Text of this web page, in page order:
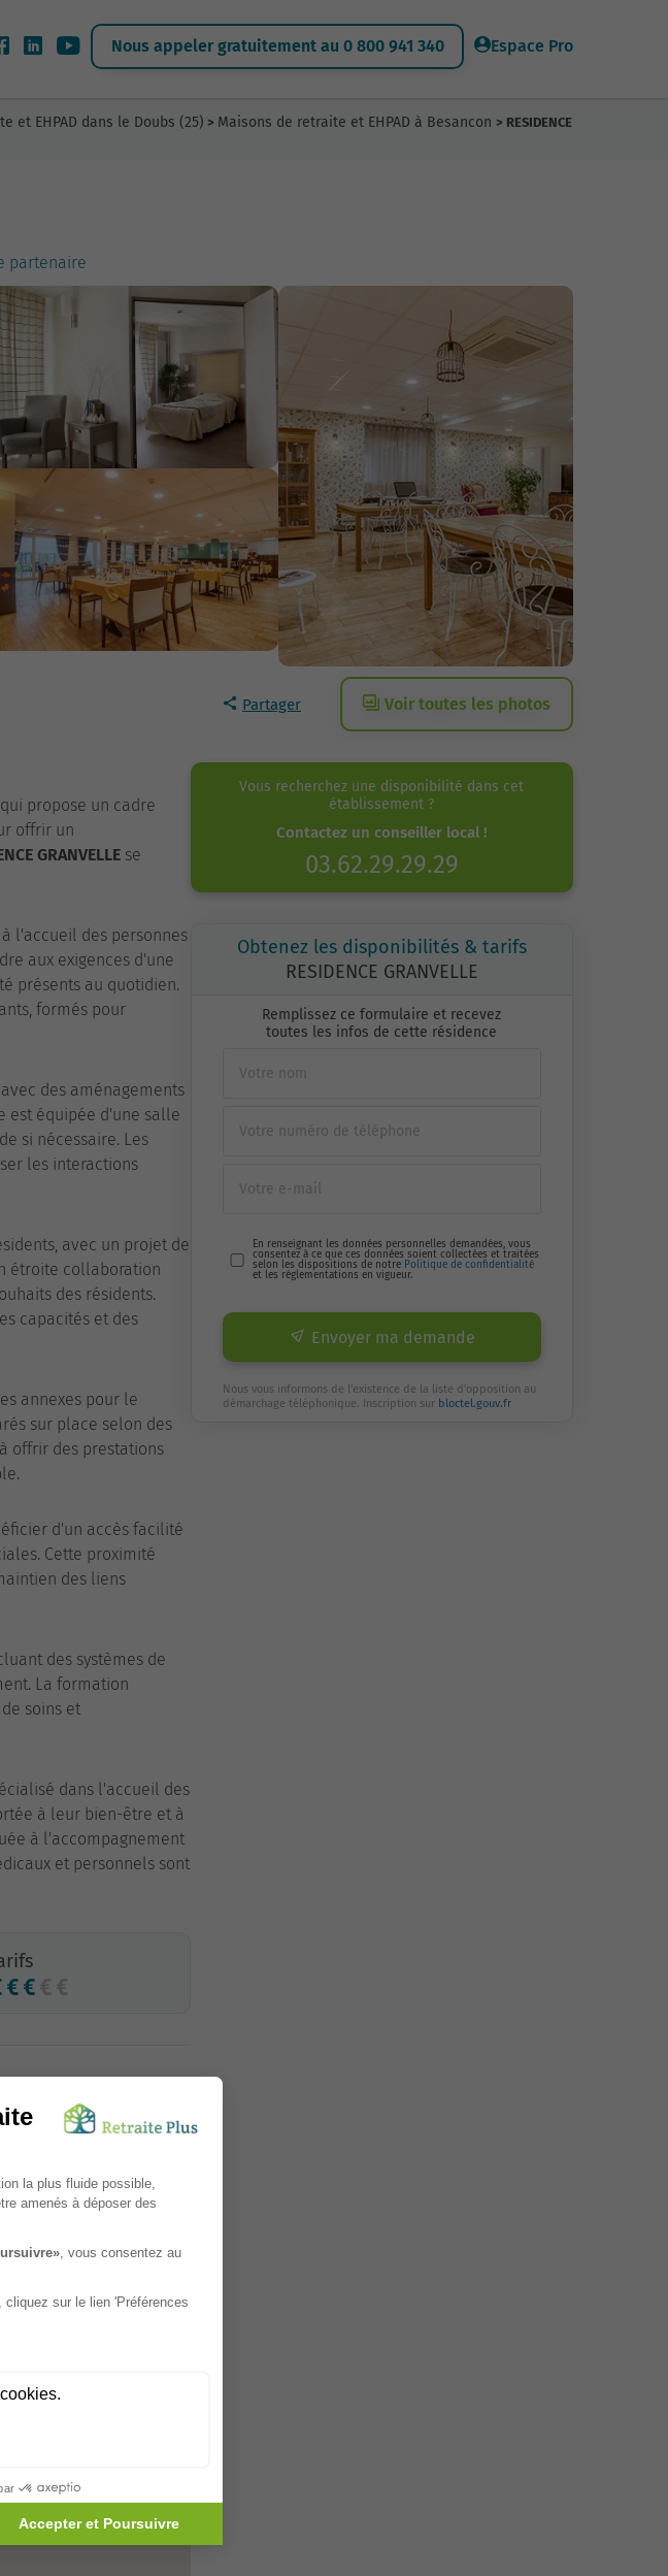
Nous appeler gratuitement au 0 800 941 340 Espace Pro
et EHPAD dans le Doubs (25) > Maisons de retraite et EHPAD à Besancon > RESIDENCE
partenaire
Partager Voir toutes les photos
qui propose un cadre
offrir un
GRANVELLE se
l'accueil des personnes
aux exigences d'une
présents au quotidien.
formés pour
des aménagements
est équipée d'une salle
si nécessaire. Les
les interactions
avec un projet de
étroite collaboration
des résidents.
capacités et des
annexes pour le
sur place selon des
offrir des prestations
d'un accès facilité
Cette proximité
des liens
des systèmes de
La formation
soins et
dans l'accueil des
à leur bien-être et à
à l'accompagnement
et personnels sont
Vous recherchez une disponibilité dans cet
établissement ?
Contactez un conseiller local !
03.62.29.29.29
Obtenez les disponibilités & tarifs
RESIDENCE GRANVELLE
Remplissez ce formulaire et recevez
toutes les infos de cette résidence
En renseignant les données personnelles demandées, vous
consentez à ce que ces données soient collectées et traitées
selon les dispositions de notre Politique de confidentialité
et les réglementations en vigueur.
Envoyer ma demande
Nous vous informons de l'existence de la liste d'opposition au
démarchage téléphonique. Inscription sur bloctel.gouv.fr